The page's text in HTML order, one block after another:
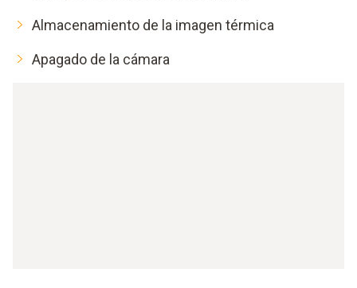
Almacenamiento de la imagen térmica
Apagado de la cámara